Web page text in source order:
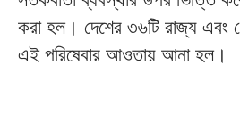
করা হল। দেশের ৩৬টি রাজ্য এবং
এই পরিষেবার আওতায় আনা হল।